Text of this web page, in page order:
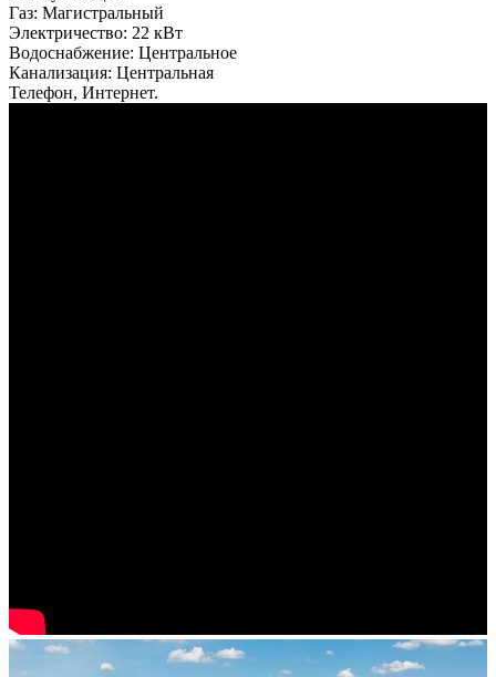
Газ: Магистральный
Электричество: 22 кВт
Водоснабжение: Центральное
Канализация: Центральная
Телефон, Интернет.